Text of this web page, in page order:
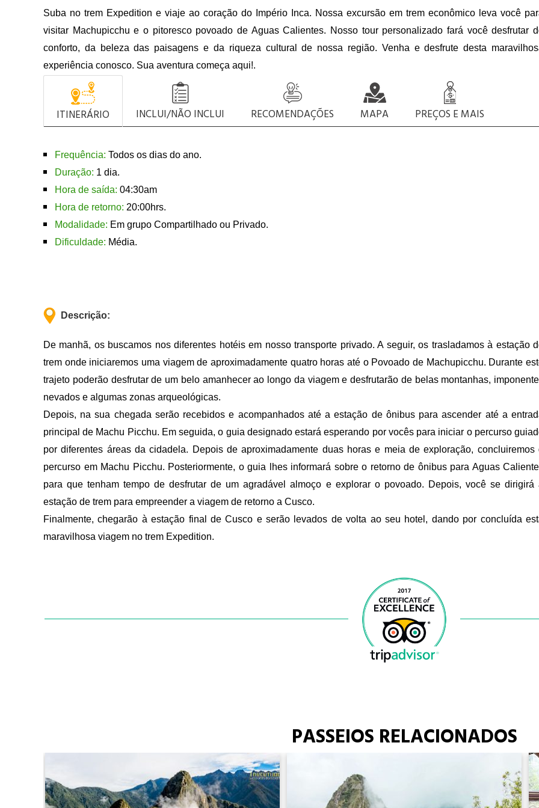
Suba no trem Expedition e viaje ao coração do Império Inca. Nossa excursão em trem econômico leva você
visitar Machupicchu e o pitoresco povoado de Aguas Calientes. Nosso tour personalizado fará você desfrutar
conforto, da beleza das paisagens e da riqueza cultural de nossa região. Venha e desfrute desta
experiência conosco. Sua aventura começa aqui!.
ITINERÁRIO INCLUI/NÃO INCLUI RECOMENDAÇÕES MAPA PREÇOS E MAIS
Frequência: Todos os dias do ano.
Duração: 1 dia.
Hora de saída: 04:30am
Hora de retorno: 20:00hrs.
Modalidade: Em grupo Compartilhado ou Privado.
Dificuldade: Média.
Descrição:
De manhã, os buscamos nos diferentes hotéis em nosso transporte privado. A seguir, os trasladamos à estação
trem onde iniciaremos uma viagem de aproximadamente quatro horas até o Povoado de Machupicchu. Durante
trajeto poderão desfrutar de um belo amanhecer ao longo da viagem e desfrutarão de belas montanhas,
nevados e algumas zonas arqueológicas.
Depois, na sua chegada serão recebidos e acompanhados até a estação de ônibus para ascender até a
principal de Machu Picchu. Em seguida, o guia designado estará esperando por vocês para iniciar o percurso
por diferentes áreas da cidadela. Depois de aproximadamente duas horas e meia de exploração, concluiremos
percurso em Machu Picchu. Posteriormente, o guia lhes informará sobre o retorno de ônibus para Aguas
para que tenham tempo de desfrutar de um agradável almoço e explorar o povoado. Depois, você se dirigirá
estação de trem para empreender a viagem de retorno a Cusco.
Finalmente, chegarão à estação final de Cusco e serão levados de volta ao seu hotel, dando por concluída
maravilhosa viagem no trem Expedition.
PASSEIOS RELACIONADOS